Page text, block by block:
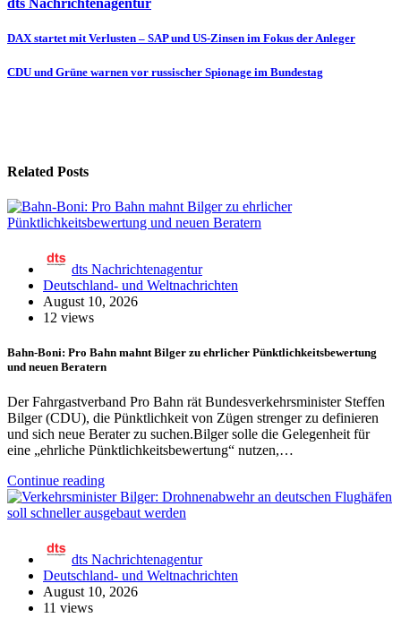
dts Nachrichtenagentur
Beitragsnavigation
DAX startet mit Verlusten – SAP und US-Zinsen im Fokus der Anleger
CDU und Grüne warnen vor russischer Spionage im Bundestag
Related Posts
dts Nachrichtenagentur
Deutschland- und Weltnachrichten
August 10, 2026
12 views
Bahn-Boni: Pro Bahn mahnt Bilger zu ehrlicher Pünktlichkeitsbewertung
und neuen Beratern
Der Fahrgastverband Pro Bahn rät Bundesverkehrsminister Steffen
Bilger (CDU), die Pünktlichkeit von Zügen strenger zu definieren
und sich neue Berater zu suchen.Bilger solle die Gelegenheit für
eine „ehrliche Pünktlichkeitsbewertung“ nutzen,…
Continue reading
dts Nachrichtenagentur
Deutschland- und Weltnachrichten
August 10, 2026
11 views